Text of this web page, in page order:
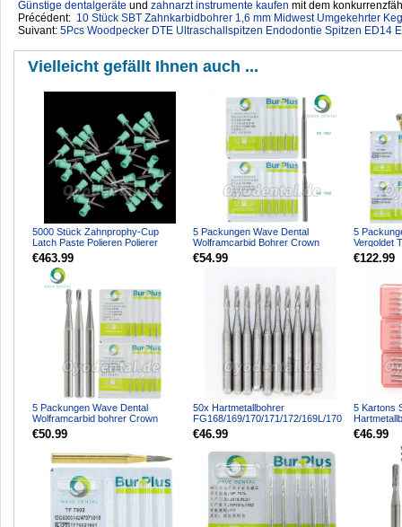
Günstige dentalgeräte ‎ und zahnarzt instrumente kaufen mit dem
Précédent: 10 Stück SBT Zahnkarbidbohrer 1,6 mm Midwest Umgekehrter
Suivant: 5Pcs Woodpecker DTE Ultraschallspitzen Endodontie Spitzen ED14
Vielleicht gefällt Ihnen auch ...
5000 Stück Zahnprophy-Cup
Latch Paste Polieren Polierer
Gummibecher für Zahnarzt
€463.99
5 Packungen Wave Dental
Wolframcarbid Bohrer Crown
Metallschneiden Gerade Fissur...
€54.99
5
Vergoldet
Bohrer
€122.99
5 Packungen Wave Dental
Wolframcarbid bohrer Crown
Entfernung Midwest Pear FG 33...
€50.99
50x Hartmetallbohrer
FG168/169/170/171/172/169L/170
L/171L für HP Handstück
€46.99
5 Kartons
K...
€46.99